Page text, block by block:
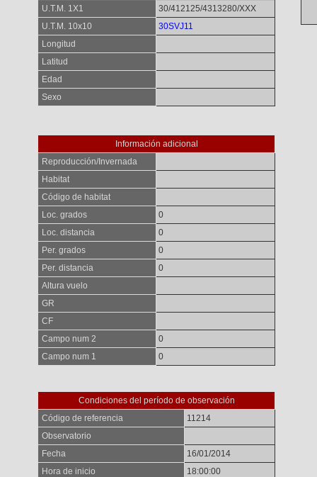
U.T.M. 1X1
30/412125/4313280/XXX
U.T.M. 10x10
30SVJ11
Longitud
Latitud
Edad
Sexo
Información adicional
Reproducción/Invernada
Habitat
Código de habitat
Loc. grados
0
Loc. distancia
0
Per. grados
0
Per. distancia
0
Altura vuelo
GR
CF
Campo num 2
0
Campo num 1
0
Condiciones del período de observación
Código de referencia
11214
Observatorio
Fecha
16/01/2014
Hora de inicio
18:00:00